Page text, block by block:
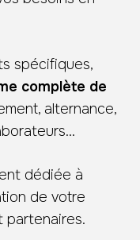
spécifiques,
complète de
alternance,
dédiée à
de votre
partenaires.